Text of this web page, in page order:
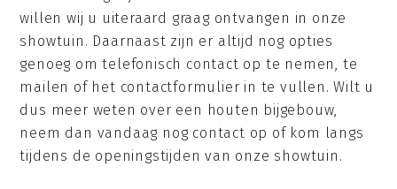
willen wij u uiteraard graag ontvangen in onze
showtuin. Daarnaast zijn er altijd nog opties
genoeg om telefonisch contact op te nemen, te
mailen of het contactformulier in te vullen. Wilt u
dus meer weten over een houten bijgebouw,
neem dan vandaag nog contact op of kom langs
tijdens de openingstijden van onze showtuin.